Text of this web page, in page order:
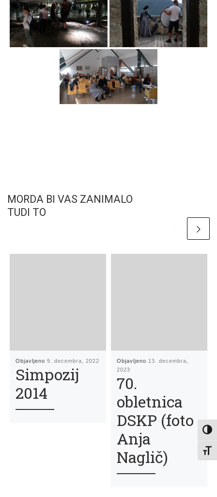
MORDA BI VAS ZANIMALO
TUDI TO
Objavljeno9. decembra, 2022
Simpozij
2014
Objavljeno 13. decembra,
2023
70.
obletnica
DSKP (foto
Anja
Naglič)